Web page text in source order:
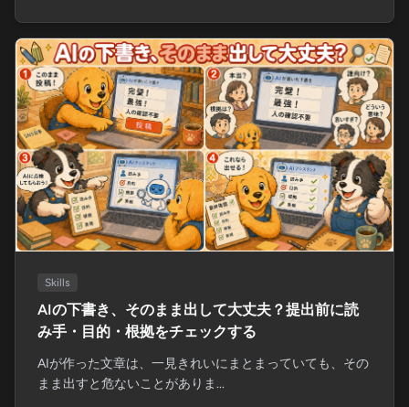
Skills
AIの下書き、そのまま出して大丈夫？提出前に読
み手・目的・根拠をチェックする
AIが作った文章は、一見きれいにまとまっていても、その
まま出すと危ないことがありま...